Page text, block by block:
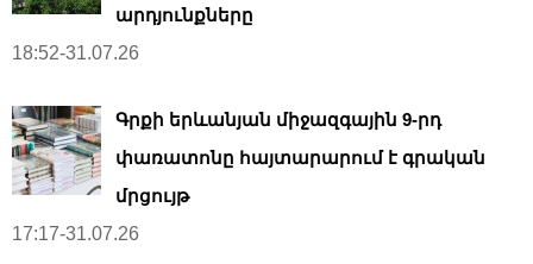
արդյունքները
18:52-31.07.26
Գրքի երևանյան միջազգային 9-րդ
փառատոնը հայտարարում է գրական
մրցույթ
17:17-31.07.26